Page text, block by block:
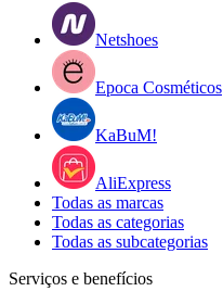
Netshoes
Epoca Cosméticos
KaBuM!
AliExpress
Todas as marcas
Todas as categorias
Todas as subcategorias
Serviços e benefícios